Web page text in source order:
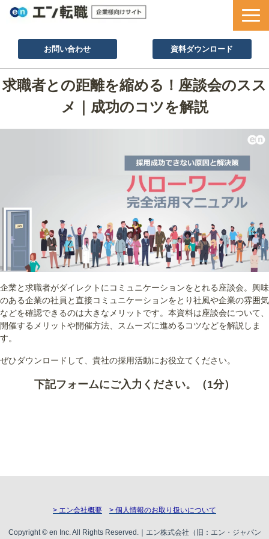
お問い合わせ 資料ダウンロード
サービス一覧
採用ノウハウ
お役立ち資料
求職者との距離を縮める！座談会のスス
メ｜成功のコツを解説
企業と求職者がダイレクトにコミュニケーションをとれる座談会。興味
のある企業の社員と直接コミュニケーションをとり社風や企業の雰囲気
などを確認できるのは大きなメリットです。本資料は座談会について、
開催するメリットや開催方法、スムーズに進めるコツなどを解説しま
す。
ぜひダウンロードして、貴社の採用活動にお役立てください。
下記フォームにご入力ください。（1分）
> エン会社概要 > 個人情報のお取り扱いについて
Copyright © en Inc. All Rights Reserved.｜エン株式会社（旧：エン・ジャパン